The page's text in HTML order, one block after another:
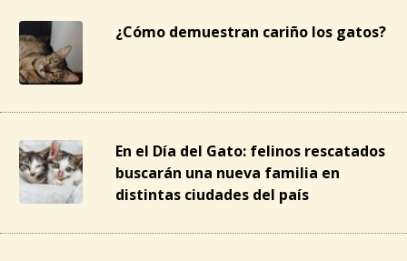
¿Cómo demuestran cariño los gatos?
En el Día del Gato: felinos rescatados
buscarán una nueva familia en
distintas ciudades del país